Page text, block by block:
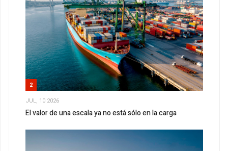
2
JUL, 10 2026
El valor de una escala ya no está sólo en la carga